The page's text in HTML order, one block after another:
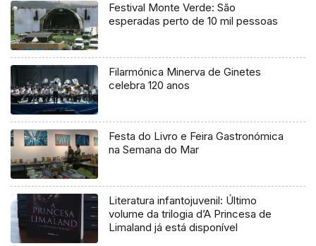
Festival Monte Verde: São
esperadas perto de 10 mil pessoas
Filarmónica Minerva de Ginetes
celebra 120 anos
Festa do Livro e Feira Gastronómica
na Semana do Mar
Literatura infantojuvenil: Último
volume da trilogia d’A Princesa de
Limaland já está disponível